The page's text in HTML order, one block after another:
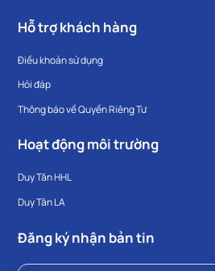
Hỗ trợ khách hàng
Điều khoản sử dụng
Hỏi đáp
Thông báo về Quyền Riêng Tư
Hoạt động môi trường
Duy Tân HHL
Duy Tân LA
Đăng ký nhận bản tin